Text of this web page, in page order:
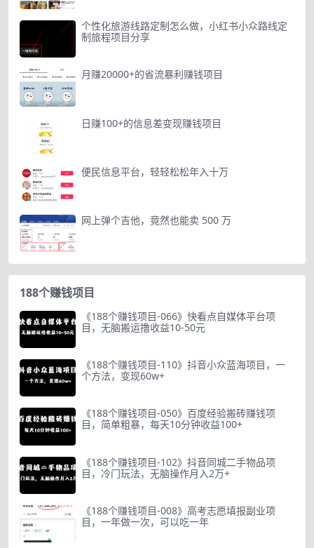
个性化旅游线路定制怎么做，小红书小众路线定
制旅程项目分享
月赚20000+的省流暴利赚钱项目
日赚100+的信息差变现赚钱项目
便民信息平台，轻轻松松年入十万
网上弹个吉他，竟然也能卖 500 万
188个赚钱项目
《188个赚钱项目-066》快看点自媒体平台项
目，无脑搬运撸收益10-50元
《188个赚钱项目-110》抖音小众蓝海项目，一
个方法，变现60w+
《188个赚钱项目-050》百度经验搬砖赚钱项
目，简单粗暴，每天10分钟收益100+
《188个赚钱项目-102》抖音同城二手物品项
目，冷门玩法，无脑操作月入2万+
《188个赚钱项目-008》高考志愿填报副业项
目，一年做一次，可以吃一年